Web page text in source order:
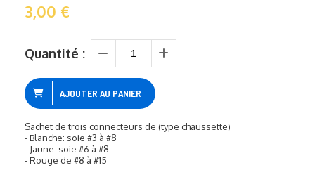
3,00 €
Quantité :
AJOUTER AU PANIER
Sachet de trois connecteurs de (type chaussette)
- Blanche: soie #3 à #8
- Jaune: soie #6 à #8
- Rouge de #8 à #15